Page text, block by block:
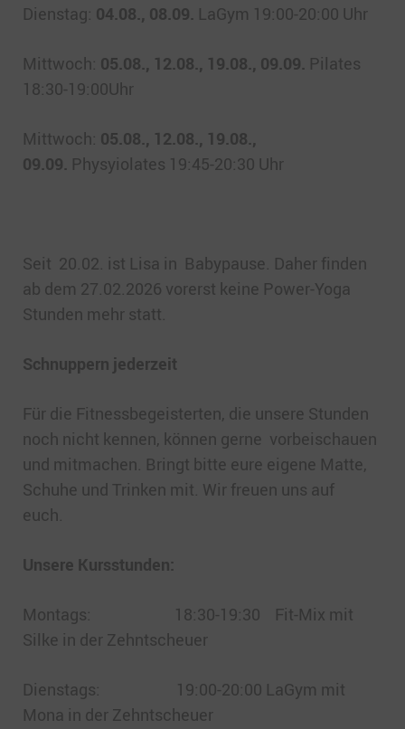
Dienstag: 04.08., 08.09. LaGym 19:00-20:00 Uhr
Mittwoch: 05.08., 12.08., 19.08., 09.09. Pilates
18:30-19:00Uhr
Mittwoch: 05.08., 12.08., 19.08.,
09.09. Physyiolates 19:45-20:30 Uhr
Seit 20.02. ist Lisa in Babypause. Daher finden
ab dem 27.02.2026 vorerst keine Power-Yoga
Stunden mehr statt.
Schnuppern jederzeit
Für die Fitnessbegeisterten, die unsere Stunden
noch nicht kennen, können gerne vorbeischauen
und mitmachen. Bringt bitte eure eigene Matte,
Schuhe und Trinken mit. Wir freuen uns auf
euch.
Unsere Kursstunden:
Montags: 18:30-19:30 Fit-Mix mit
Silke in der Zehntscheuer
Dienstags: 19:00-20:00 LaGym mit
Mona in der Zehntscheuer